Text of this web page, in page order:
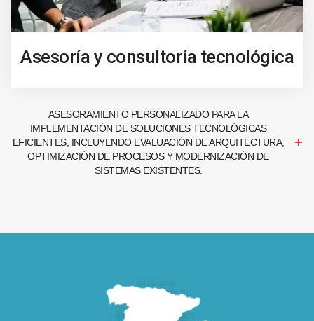
Asesoría y consultoría tecnológica
ASESORAMIENTO PERSONALIZADO PARA LA
IMPLEMENTACIÓN DE SOLUCIONES TECNOLÓGICAS
EFICIENTES, INCLUYENDO EVALUACIÓN DE ARQUITECTURA,
OPTIMIZACIÓN DE PROCESOS Y MODERNIZACIÓN DE
SISTEMAS EXISTENTES.